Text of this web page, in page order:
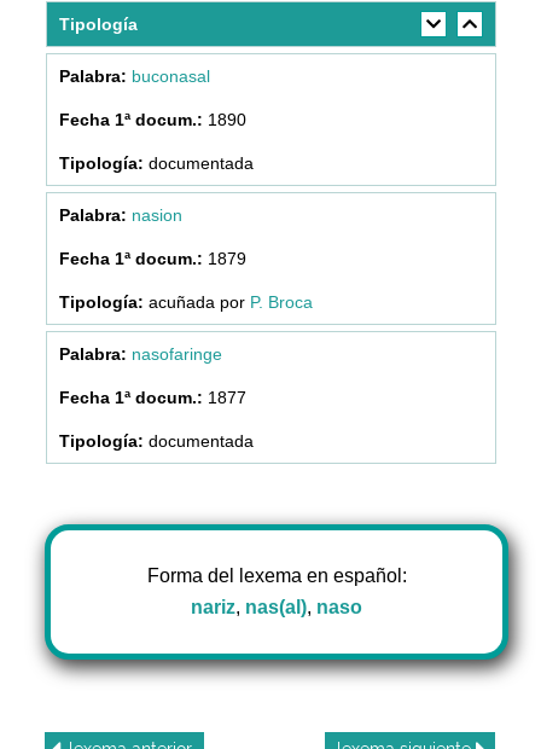
Tipología
buconasal
1890
documentada
nasion
1879
acuñada por P. Broca
nasofaringe
1877
documentada
Forma del lexema en español:
nariz, nas(al), naso